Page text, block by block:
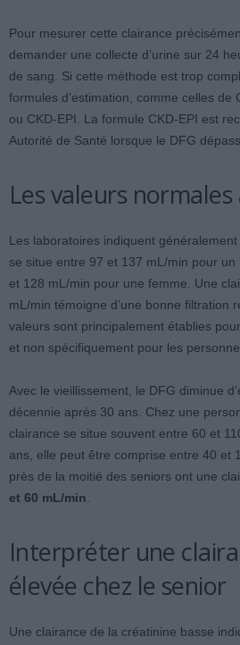
Pour mesurer cette clairance
demander une collecte d’urine sur 24
de sang. Si cette méthode est trop
formules d’estimation, comme celles de
ou CKD-EPI. La formule CKD-EPI est
Autorité de Santé lorsque le DFG
Les valeurs
Les laboratoires indiquent
se situe entre 97 et 137 mL/min pour
et 128 mL/min pour une femme. Une
mL/min témoigne d’une bonne filtration
valeurs sont principalement établies
et non spécifiquement pour les
Avec le vieillissement, le DFG diminue
décennie après 30 ans. Chez une
clairance se situe souvent entre 60 et
ans, elle peut être comprise entre 40 et
près de la moitié des seniors ont une
et 60 mL/min
Interpréter une
élevée chez le senior
Une clairance de la créatinine basse